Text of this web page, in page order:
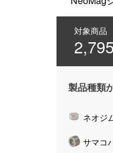
対象商品
2,795
製品種類
ネオジ
サマコ